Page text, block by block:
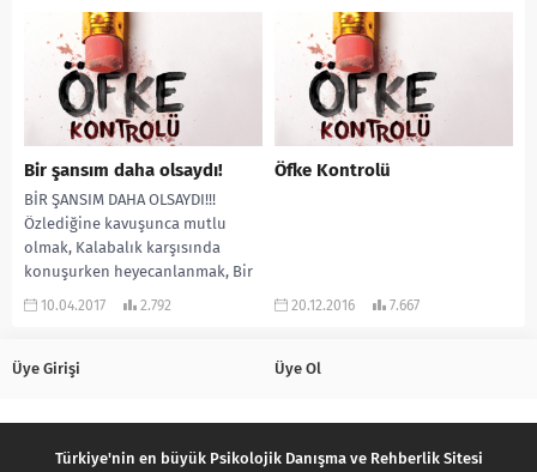
karşımıza çıkar. Ancak, özellikle...
Bir şansım daha olsaydı!
BİR ŞANSIM DAHA OLSAYDI!!!
Özlediğine kavuşunca mutlu
olmak, Kalabalık karşısında
konuşurken heyecanlanmak, Bir
yakınını kaybedince üzülmek,
10.04.2017 2.792
Öfke Kontrolü
20.12.2016 7.667
Üye Girişi Üye Ol
Türkiye'nin en büyük Psikolojik Danışma ve Rehberlik Sitesi